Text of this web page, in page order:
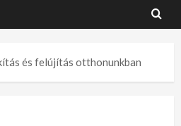
és felújítás otthonunkban